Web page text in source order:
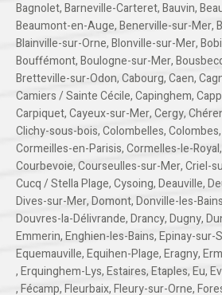
Bagnolet,Barneville-Carteret,Bauvin,
Beaumont-en-Auge,Benerville-sur-Mer,
Blainville-sur-Orne,Blonville-sur-Mer,
Bouffémont,Boulogne-sur-Mer,
Bretteville-sur-Odon,Cabourg,Caen,
Camiers / Sainte Cécile,Capinghem,
Carpiquet,Cayeux-sur-Mer,Cergy,
Clichy-sous-bois,Colombelles,Colombes,
Cormeilles-en-Parisis,Cormelles-le-Royal,
Courbevoie,Courseulles-sur-Mer,Criel-
Cucq / Stella Plage,Cysoing,Deauville,
Dives-sur-Mer,Domont,Donville-les-Bains
Douvres-la-Délivrande,Drancy,Dugny,
Emmerin,Enghien-les-Bains,Epinay-sur-
Equemauville,Equihen-Plage,Eragny,
,Erquinghem-Lys,Estaires,Etaples,Eu,
,Fécamp,Fleurbaix,Fleury-sur-Orne,